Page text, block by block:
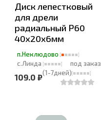
Диск лепестковый
для дрели
радиальный Р60
40х20х6мм
п.Неклюдово
с.Линда
под заказ
(1-7дней)
109.0 ₽